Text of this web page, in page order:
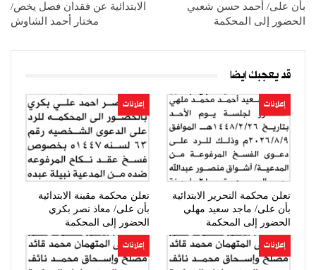
بأن على/ أحمد حسن شعبي
الحضور إلى المحكمة
الابتدائية عن فقدان فصل يخص/
مختار أحمد الشاوش
قد يعجبك ايضا
إعلانات
تعلن محكمة التحرير الابتدائية
بأن على/ ماجد سعيد مهلي
الحضور إلى المحكمة
إعلانات
تعلن محكمة مقبنة الابتدائية
بأن على/ معاذ نصر بكري
الحضور إلى المحكمة
إعلانات إعلانات